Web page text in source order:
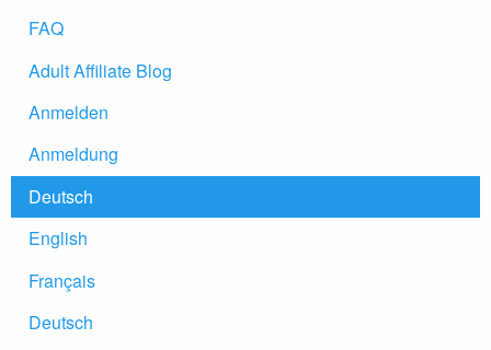
FAQ
Adult Affiliate Blog
Anmelden
Anmeldung
Deutsch
English
Français
Deutsch